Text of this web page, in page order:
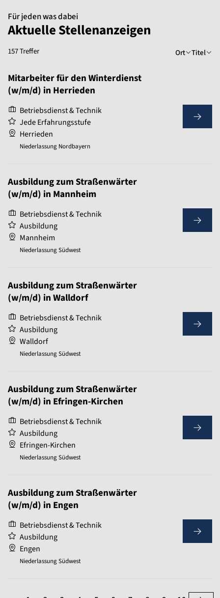
Für jeden was dabei
Aktuelle Stellenanzeigen
157 Treffer Ort Titel
Mitarbeiter für den Winterdienst
(w/m/d) in Herrieden
Betriebsdienst & Technik
Jede Erfahrungsstufe
Herrieden
Niederlassung Nordbayern
Ausbildung zum Straßenwärter
(w/m/d) in Mannheim
Betriebsdienst & Technik
Ausbildung
Mannheim
Niederlassung Südwest
Ausbildung zum Straßenwärter
(w/m/d) in Walldorf
Betriebsdienst & Technik
Ausbildung
Walldorf
Niederlassung Südwest
Ausbildung zum Straßenwärter
(w/m/d) in Efringen-Kirchen
Betriebsdienst & Technik
Ausbildung
Efringen-Kirchen
Niederlassung Südwest
Ausbildung zum Straßenwärter
(w/m/d) in Engen
Betriebsdienst & Technik
Ausbildung
Engen
Niederlassung Südwest